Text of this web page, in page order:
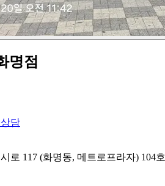
명점
담
로 117 (화명동, 메트로프라자) 104호